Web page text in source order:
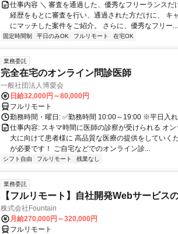
仕事内容 ＼ 審査を通過した、優秀なフリーランスだ
経歴をもとに審査を行い、通過された方だけに、 キ
にマッチした案件をご紹介。 さらに、優秀なフリー...
固定時間制 平日のみOK フルリモート 在宅OK
業務委託
完全在宅のオンライン問診医師
一般社団法人博愛会
日給32,000円～80,000円
フルリモート
勤務時間・曜日: ✅勤務時間 10:00～19:00 ※平日入
仕事内容: スキマ時間に医師の診察が受けられる オ
大に向けて患者様に 高品質な医療の提供をしていく
が必要です！ ご自宅などでのオンライン診...
シフト自由 フルリモート 残業なし
業務委託
【フルリモート】自社開発Webサービス
株式会社Fountain
月給270,000円～320,000円
フルリモート